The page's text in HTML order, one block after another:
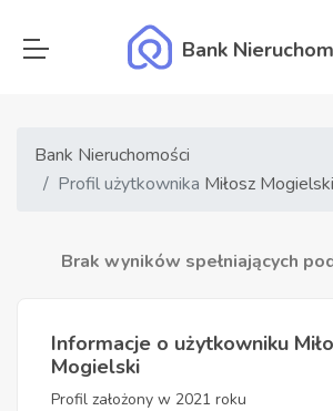
Bank
Bank Nieruchomości
Profil użytkownika Miłosz Mogielski
Brak wyników spełniających
Informacje o użytkowniku
Mogielski
Profil założony w 2021 roku